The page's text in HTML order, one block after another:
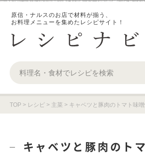
原信・ナルスのお店で材料が揃う、
お料理メニューを集めたレシピサイト！
TOP > レシピ > 主菜 > キャベツと豚肉のトマト味
キャベツと豚肉のト